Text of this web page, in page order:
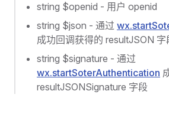
string $openid - 用户 openid
string $json - 通过
成功回调获得的 resultJSON 字
string $signature - 通过
wx.startSoterAuthentication
resultJSONSignature 字段